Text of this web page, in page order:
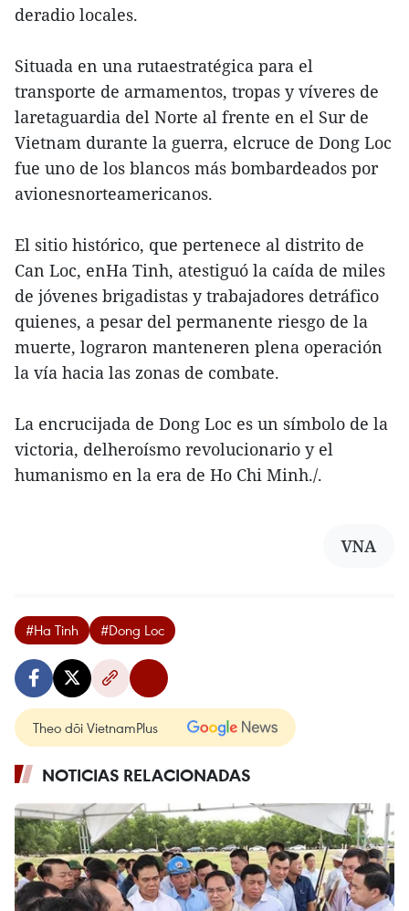
deradio locales.
Situada en una rutaestratégica para el
transporte de armamentos, tropas y víveres de
laretaguardia del Norte al frente en el Sur de
Vietnam durante la guerra, elcruce de Dong Loc
fue uno de los blancos más bombardeados por
avionesnorteamericanos.
El sitio histórico, que pertenece al distrito de
Can Loc, enHa Tinh, atestiguó la caída de miles
de jóvenes brigadistas y trabajadores detráfico
quienes, a pesar del permanente riesgo de la
muerte, lograron manteneren plena operación
la vía hacia las zonas de combate.
La encrucijada de Dong Loc es un símbolo de la
victoria, delheroísmo revolucionario y el
humanismo en la era de Ho Chi Minh./.
VNA
#Ha Tinh #Dong Loc
Theo dõi VietnamPlus
NOTICIAS RELACIONADAS